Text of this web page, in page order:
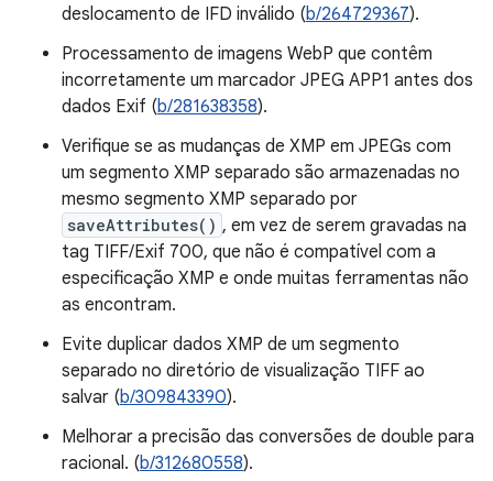
deslocamento de IFD inválido (b/264729367).
Processamento de imagens WebP que contêm
incorretamente um marcador JPEG APP1 antes dos
dados Exif (b/281638358).
Verifique se as mudanças de XMP em JPEGs com
um segmento XMP separado são armazenadas no
mesmo segmento XMP separado por
saveAttributes() , em vez de serem gravadas na
tag TIFF/Exif 700, que não é compatível com a
especificação XMP e onde muitas ferramentas não
as encontram.
Evite duplicar dados XMP de um segmento
separado no diretório de visualização TIFF ao
salvar (b/309843390).
Melhorar a precisão das conversões de double para
racional. (b/312680558).